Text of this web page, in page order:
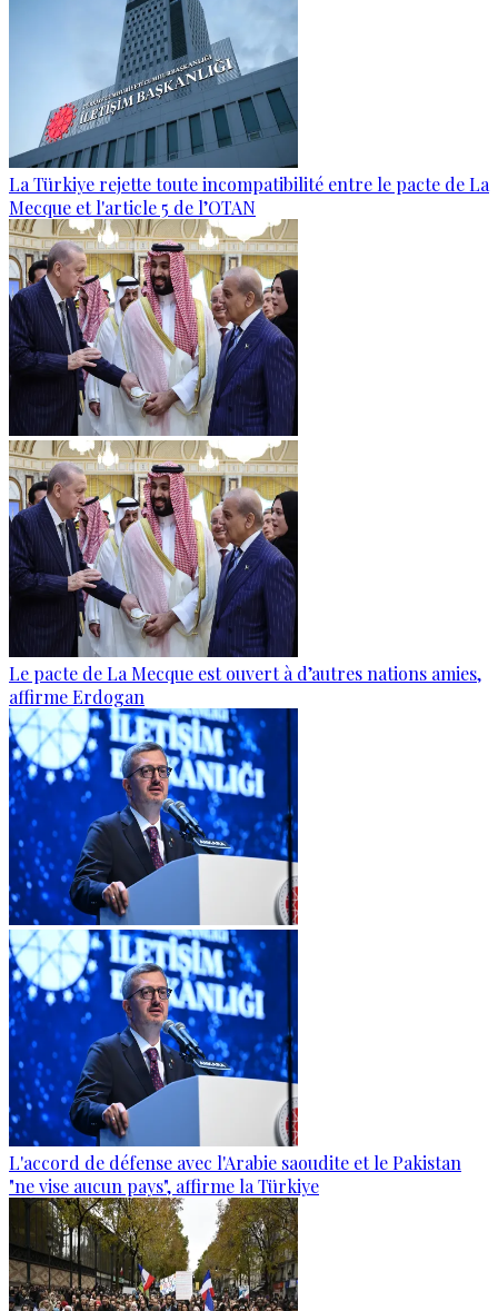
La Türkiye rejette toute incompatibilité entre le pacte de La
Mecque et l'article 5 de l’OTAN
Le pacte de La Mecque est ouvert à d’autres nations amies,
affirme Erdogan
L'accord de défense avec l'Arabie saoudite et le Pakistan
"ne vise aucun pays", affirme la Türkiye